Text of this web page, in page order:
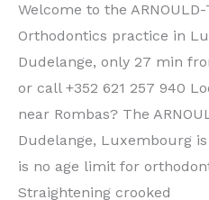
Welcome to the
Orthodontics practice in
Dudelange, only 27 min
or call +352 621 257 940
near Rombas? The
Dudelange, Luxembourg
is no age limit for
Straightening crooked